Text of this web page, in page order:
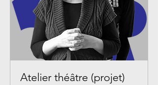
Atelier théâtre (projet)